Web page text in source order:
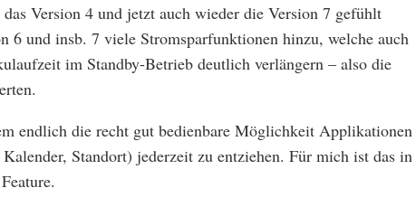
Version 4 und jetzt auch wieder die Version 7 gefühlt
6 und insb. 7 viele Stromsparfunktionen hinzu, welche auch
im Standby-Betrieb deutlich verlängern – also die
endlich die recht gut bedienbare Möglichkeit Applikationen
Standort) jederzeit zu entziehen. Für mich ist das in